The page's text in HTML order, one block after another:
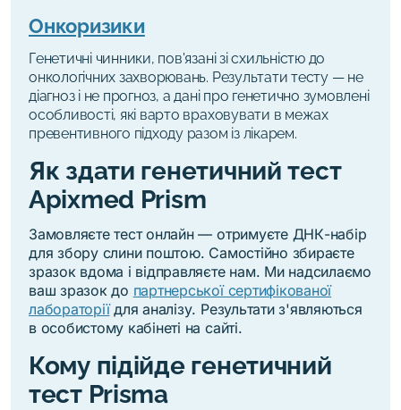
Онкоризики
Генетичні чинники, пов'язані зі схильністю до
онкологічних захворювань. Результати тесту — не
діагноз і не прогноз, а дані про генетично зумовлені
особливості, які варто враховувати в межах
превентивного підходу разом із лікарем.
Як здати генетичний тест
Apixmed Prism
Замовляєте тест онлайн — отримуєте ДНК-набір
для збору слини поштою. Самостійно збираєте
зразок вдома і відправляєте нам. Ми надсилаємо
ваш зразок до партнерської сертифікованої
лабораторіїдля аналізу. Результати з'являються
в особистому кабінеті на сайті.
Кому підійде генетичний
тест Prisma